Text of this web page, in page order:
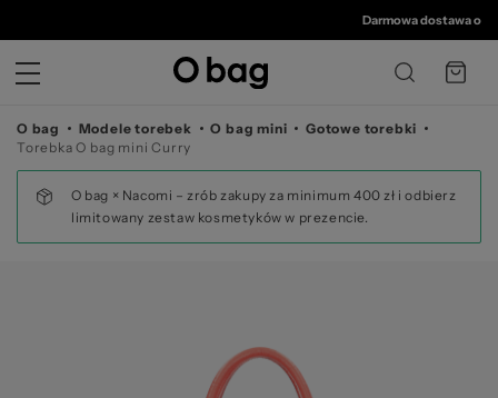
©
Darmowa dostawa od 350 zł
O bag Modele torebek O bag mini
Gotowe torebki
Torebka O bag mini Curry
O bag × Nacomi – zrób zakupy za minimum 400 zł i odbierz
limitowany zestaw kosmetyków w prezencie.